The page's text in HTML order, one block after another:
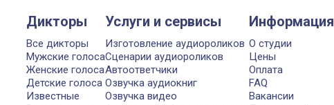
Дикторы
Все дикторы
Мужские голоса
Женские голоса
Детские голоса
Известные
Услуги и сервисы
Изготовление аудиороликов
Сценарии аудиороликов
Автоответчики
Озвучка аудиокниг
Озвучка видео
Информация
О студии
Цены
Оплата
FAQ
Вакансии